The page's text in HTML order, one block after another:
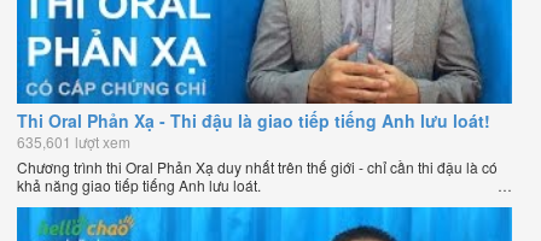
Thi Oral Phản Xạ - Thi đậu là giao tiếp tiếng Anh lưu loát!
635,601 lượt xem
Chương trình thi Oral Phản Xạ duy nhất trên thế giới - chỉ cần thi đậu là có
khả năng giao tiếp tiếng Anh lưu loát.